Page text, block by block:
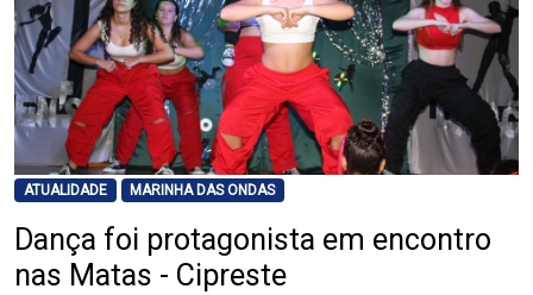
ATUALIDADE MARINHA DAS ONDAS
Dança foi protagonista em encontro
nas Matas - Cipreste